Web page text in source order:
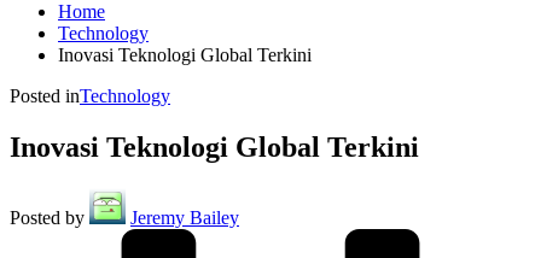
Home
Technology
Inovasi Teknologi Global Terkini
Posted inTechnology
Inovasi Teknologi Global Terkini
Posted by Jeremy Bailey